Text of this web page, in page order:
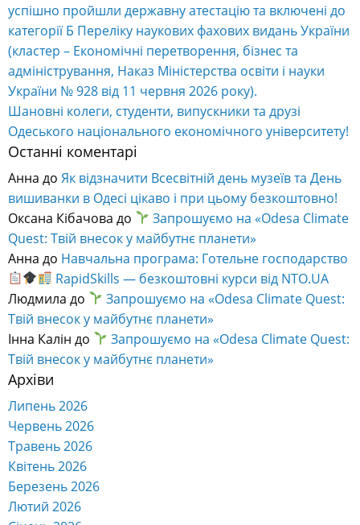
успішно пройшли державну атестацію та включені до
категорії Б Переліку наукових фахових видань України
(кластер – Економічні перетворення, бізнес та
адміністрування, Наказ Міністерства освіти і науки
України № 928 від 11 червня 2026 року).
Шановні колеги, студенти, випускники та друзі
Одеського національного економічного університету!
Останні коментарі
Анна до Як відзначити Всесвітній день музеїв та День
вишиванки в Одесі цікаво і при цьому безкоштовно!
Оксана Кібачова до
Запрошуємо на «Odesa Climate
Quest: Твій внесок у майбутнє планети»
Анна до Навчальна програма: Готельне господарство
RapidSkills — безкоштовні курси від NTO.UA
Людмила до
Запрошуємо на «Odesa Climate Quest:
Твій внесок у майбутнє планети»
Інна Калін до
Запрошуємо на «Odesa Climate Quest:
Твій внесок у майбутнє планети»
Архіви
Липень 2026
Червень 2026
Травень 2026
Квітень 2026
Березень 2026
Лютий 2026